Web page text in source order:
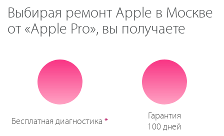
Выбирая ремонт Apple в Москве
от «Apple Pro», вы получаете
Бесплатная диагностика *
Гарантия
100 дней